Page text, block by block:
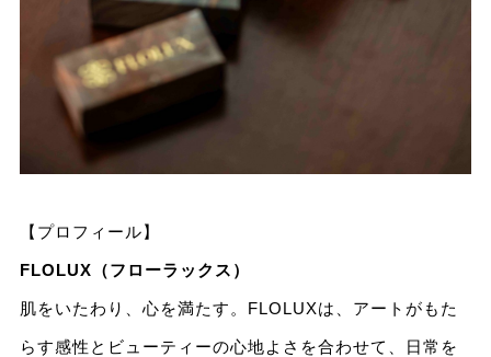
【プロフィール】
FLOLUX（フローラックス）
肌をいたわり、心を満たす。FLOLUXは、アートがもた
らす感性とビューティーの心地よさを合わせて、日常を